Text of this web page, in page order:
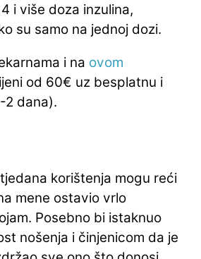
i više doza inzulina,
su samo na jednoj dozi.
i na ovom
od 60€ uz besplatnu i
2 dana).
korištenja mogu reći
mene ostavio vrlo
Posebno bi istaknuo
nošenja i činjenicom da je